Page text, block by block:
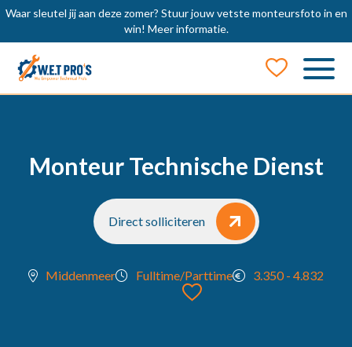
Waar sleutel jij aan deze zomer? Stuur jouw vetste monteursfoto in en
win! Meer informatie.
Monteur Technische Dienst
Direct solliciteren
Middenmeer Fulltime/Parttime 3.350 - 4.832
Job Alert